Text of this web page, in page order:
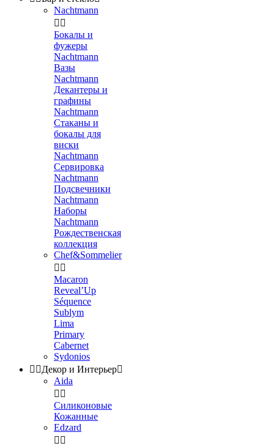
Nachtmann
 
Бокалы и
фужеры
Nachtmann
Вазы
Nachtmann
Декантеры и
графины
Nachtmann
Стаканы и
бокалы для
виски
Nachtmann
Сервировка
Nachtmann
Подсвечники
Nachtmann
Наборы
Nachtmann
Рождественская
коллекция
Chef&Sommelier
 
Macaron
Reveal’Up
Séquence
Sublym
Lima
Primary
Cabernet
Sydonios
 Декор и Интерьер
Aida
 
Силиконовые
Кожанные
Edzard
 